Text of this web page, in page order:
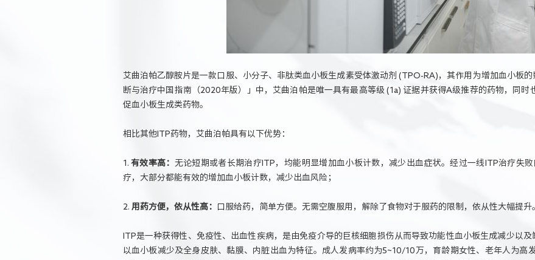
艾曲泊帕乙醇胺片是一款口服、小分子、非肽类血小板生成素受体激动剂 (TPO-RA)，其作用为增加血小板
断与治疗中国指南（2020年版）」中，艾曲泊帕是唯一具有最高等级 (1a) 证据并获得A级推荐的药物，同
促血小板生成类药物。
相比其他ITP药物，艾曲泊帕具有以下优势：
1. 有效率高： 无论短期或者长期治疗ITP，均能明显增加血小板计数，减少出血症状。经过一线ITP治疗失
疗，大部分都能有效的增加血小板计数，减少出血风险；
2. 用药方便，依从性高： 口服给药，简单方便。无需空腹服用，解除了食物对于服药的限制，依从性大幅提升
ITP是一种获得性、免疫性、出血性疾病，是由免疫介导的巨核细胞损伤从而导致功能性血小板生成减少以
以血小板减少及全身皮肤、黏膜、内脏出血为特征。成人发病率约为5~10/10万，育龄期女性、老年人为高